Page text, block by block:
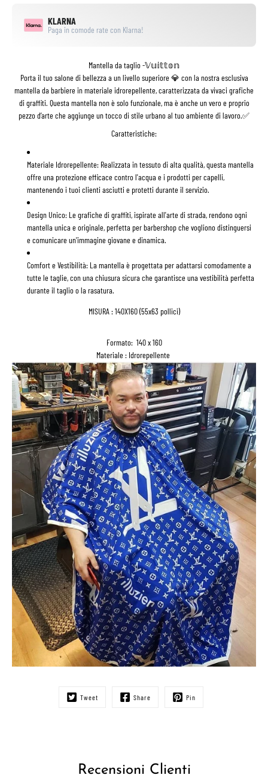
KLARNA
Paga in comode rate con Klarna!
Mantella da taglio -𝕍𝕦𝕚𝕥𝕥𝕠𝕟
Porta il tuo salone di bellezza a un livello superiore 💎 con la nostra esclusiva
mantella da barbiere in materiale idrorepellente, caratterizzata da vivaci grafiche
di graffiti. Questa mantella non è solo funzionale, ma è anche un vero e proprio
pezzo d’arte che aggiunge un tocco di stile urbano al tuo ambiente di lavoro.✅
Caratteristiche:
Materiale Idrorepellente: Realizzata in tessuto di alta qualità, questa mantella
offre una protezione efficace contro l'acqua e i prodotti per capelli,
mantenendo i tuoi clienti asciutti e protetti durante il servizio.
Design Unico: Le grafiche di graffiti, ispirate all'arte di strada, rendono ogni
mantella unica e originale, perfetta per barbershop che vogliono distinguersi
e comunicare un'immagine giovane e dinamica.
Comfort e Vestibilità: La mantella è progettata per adattarsi comodamente a
tutte le taglie, con una chiusura sicura che garantisce una vestibilità perfetta
durante il taglio o la rasatura.
MISURA : 140X160 (55x63 pollici)
Formato: 140 x 160
Materiale : Idrorepellente
Tweet Share Pin
Recensioni Clienti